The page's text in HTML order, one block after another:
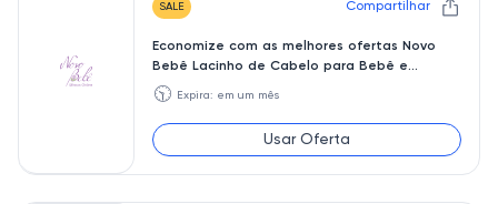
SALE Compartilhar
Economize com as melhores ofertas Novo
Bebê Lacinho de Cabelo para Bebê e
Presilhas
🕥 Expira: em um mês
Usar Oferta